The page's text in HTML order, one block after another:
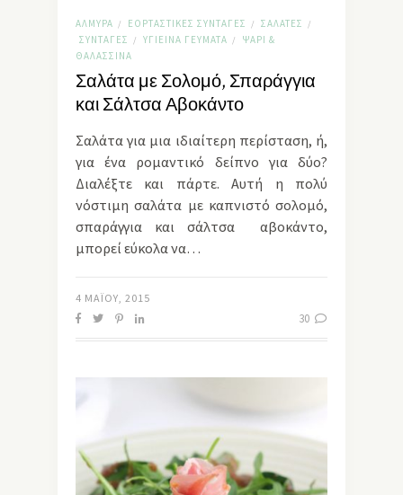
ΑΛΜΥΡΆ / ΕΟΡΤΑΣΤΙΚΈΣ ΣΥΝΤΑΓΈΣ / ΣΑΛΆΤΕΣ /
ΣΥΝΤΑΓΈΣ / ΥΓΙΕΙΝΆ ΓΕΎΜΑΤΑ /
ΨΆΡΙ &
ΘΑΛΑΣΣΙΝΆ
Σαλάτα με Σολομό, Σπαράγγια
και Σάλτσα Αβοκάντο
Σαλάτα για μια ιδιαίτερη περίσταση, ή,
για ένα ρομαντικό δείπνο για δύο?
Διαλέξτε και πάρτε. Αυτή η πολύ
νόστιμη σαλάτα με καπνιστό σολομό,
σπαράγγια και σάλτσα αβοκάντο,
μπορεί εύκολα να…
4 ΜΑΪ́ΟΥ, 2015
30